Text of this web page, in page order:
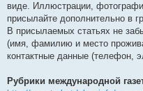
виде. Иллюстрации,
присылайте дополнительно в
В присылаемых статьях не
(имя, фамилию и место
контактные данные (телефон,
Рубрики международной